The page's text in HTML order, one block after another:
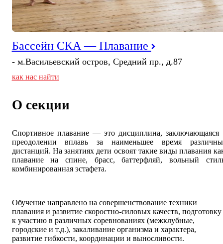
Бассейн СКА — Плавание
- м.Васильевский остров, Средний пр., д.87
как нас найти
О секции
Спортивное плавание — это дисциплина, заключающаяся
преодолении вплавь за наименьшее время
дистанций. На занятиях дети освоят такие виды плавания
плавание на спине, брасс, баттерфляй, вольный
комбинированная эстафета.
Обучение направлено на совершенствование техники
плавания и развитие скоростно-силовых качеств, подготовку
к участию в различных соревнованиях (межклубные,
городские и т.д.), закаливание организма и характера,
развитие гибкости, координации и выносливости.